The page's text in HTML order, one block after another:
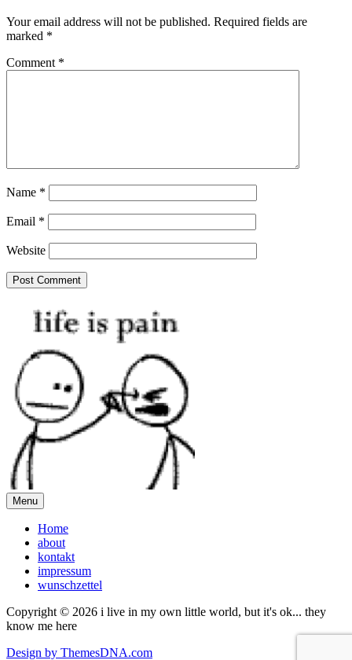
Your email address will not be published. Required fields are
marked *
Comment *
Name *
Email *
Website
Menu
Home
about
kontakt
impressum
wunschzettel
Copyright © 2026 i live in my own little world, but it's ok... they
know me here
Design by ThemesDNA.com